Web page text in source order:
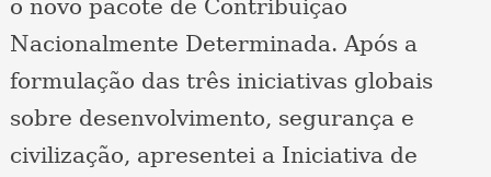
o novo pacote de Contribuição
Nacionalmente Determinada. Após a
formulação das três iniciativas globais
sobre desenvolvimento, segurança e
civilização, apresentei a Iniciativa de